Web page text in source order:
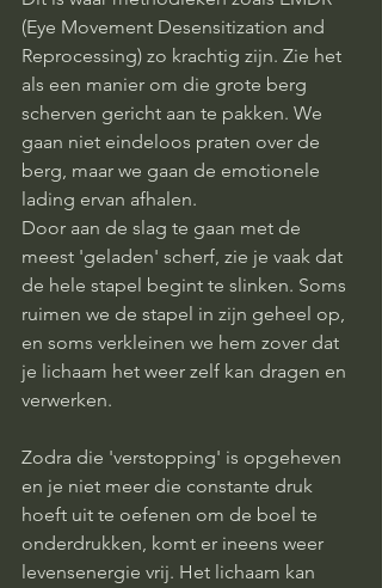
(Eye Movement Desensitization and
Reprocessing) zo krachtig zijn. Zie het
als een manier om die grote berg
scherven gericht aan te pakken. We
gaan niet eindeloos praten over de
berg, maar we gaan de emotionele
lading ervan afhalen.
Door aan de slag te gaan met de
meest 'geladen' scherf, zie je vaak dat
de hele stapel begint te slinken. Soms
ruimen we de stapel in zijn geheel op,
en soms verkleinen we hem zover dat
je lichaam het weer zelf kan dragen en
verwerken.
Zodra die 'verstopping' is opgeheven
en je niet meer die constante druk
hoeft uit te oefenen om de boel te
onderdrukken, komt er ineens weer
levensenergie vrij. Het lichaam kan